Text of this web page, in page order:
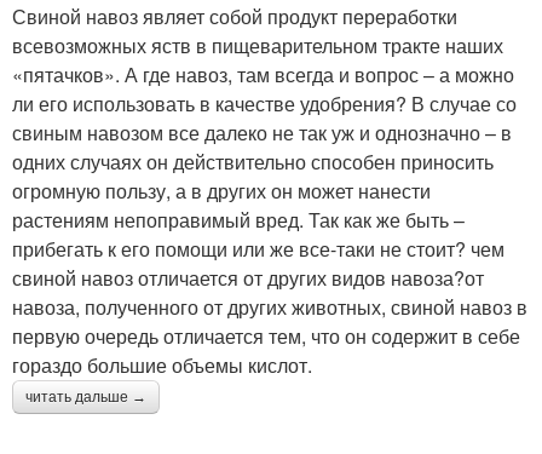
Свиной навоз являет собой продукт переработки
всевозможных яств в пищеварительном тракте наших
«пятачков». А где навоз, там всегда и вопрос – а можно
ли его использовать в качестве удобрения? В случае со
свиным навозом все далеко не так уж и однозначно – в
одних случаях он действительно способен приносить
огромную пользу, а в других он может нанести
растениям непоправимый вред. Так как же быть –
прибегать к его помощи или же все-таки не стоит? чем
свиной навоз отличается от других видов навоза?от
навоза, полученного от других животных, свиной навоз в
первую очередь отличается тем, что он содержит в себе
гораздо большие объемы кислот.
читать дальше →